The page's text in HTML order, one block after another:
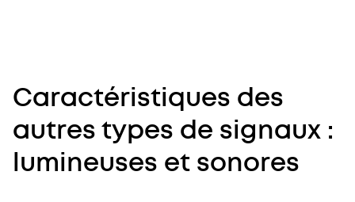
Caractéristiques des
autres types de signaux :
lumineuses et sonores